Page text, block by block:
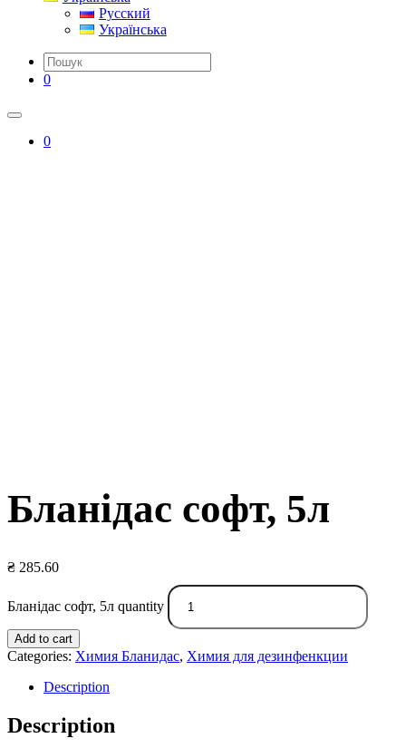
Русский
Українська
0
0
Бланідас софт, 5л
₴ 285.60
Бланідас софт, 5л quantity
Add to cart
Categories: Химия Бланидас, Химия для дезинфенкции
Description
Description